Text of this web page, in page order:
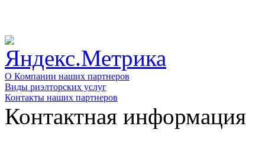
О Компании наших партнеров
Виды риэлторских услуг
Контакты наших партнеров
Контактная информация